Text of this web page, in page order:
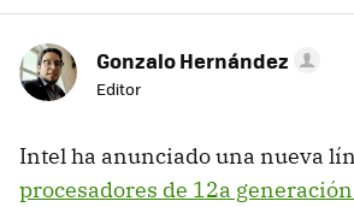
Gonzalo Hernández
Editor
Intel ha anunciado una nueva
procesadores de 12a